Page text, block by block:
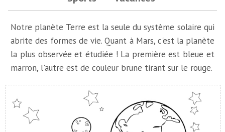
Notre planète Terre est la seule du système solaire qui
abrite des formes de vie. Quant à Mars, c'est la planète
la plus observée et étudiée ! La première est bleue et
marron, l'autre est de couleur brune tirant sur le rouge.